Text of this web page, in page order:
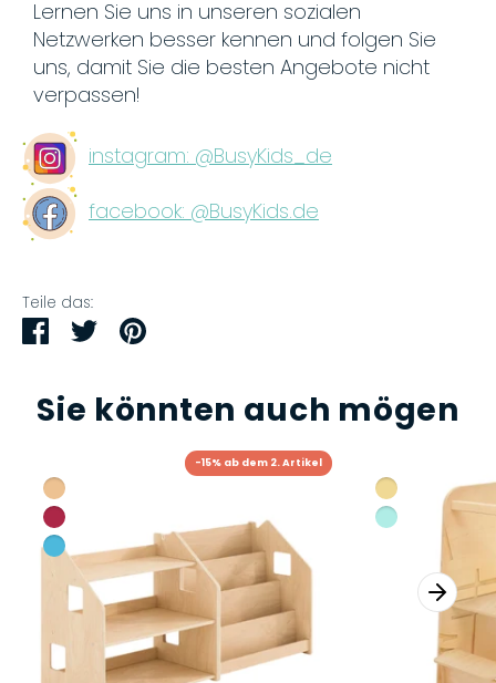
Lernen Sie uns in unseren sozialen
Netzwerken besser kennen und folgen Sie
uns, damit Sie die besten Angebote nicht
verpassen!
instagram: @BusyKids_de
facebook: @BusyKids.de
Teile das:
TeilenTwitternPinnen
Sie könnten auch mögen
-15% ab dem 2. Artikel